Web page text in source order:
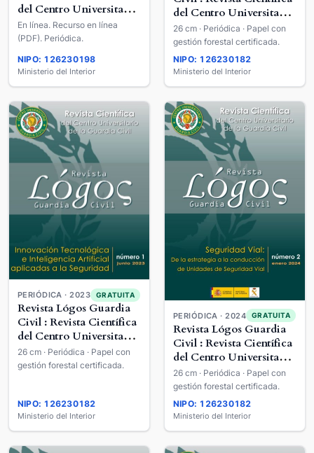
del Centro Universitario
de la Guardia Civil
En línea. Recurso en línea
(PDF). Periódica.
NIPO: 126230198
Ministerio del Interior
del Centro Universitario
de la Guardia Civil
26 cm · Periódica · Papel con
gestión forestal certificada.
NIPO: 126230182
Ministerio del Interior
PERIÓDICA · 2023 GRATUITA
Revista Lógos Guardia
Civil : Revista Científica
del Centro Universitario
de la Guardia Civil
26 cm · Periódica · Papel con
gestión forestal certificada.
NIPO: 126230182
Ministerio del Interior
PERIÓDICA · 2024 GRATUITA
Revista Lógos Guardia
Civil : Revista Científica
del Centro Universitario
de la Guardia Civil
26 cm · Periódica · Papel con
gestión forestal certificada.
NIPO: 126230182
Ministerio del Interior